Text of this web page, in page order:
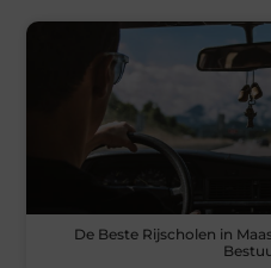
De Beste Rijscholen in